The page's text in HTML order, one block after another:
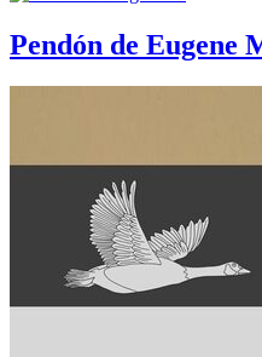
Pendón de Eugene